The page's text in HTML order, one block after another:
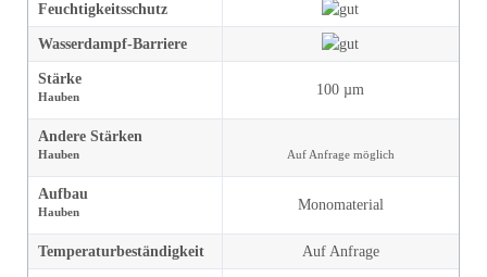
Feuchtigkeits­schutz
Wasserdampf-Barriere
Stärke
Hauben 100 µm
Andere Stärken
Hauben Auf Anfrage möglich
Aufbau
Hauben Monomaterial
Temperatur­beständigkeit Auf Anfrage